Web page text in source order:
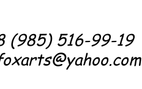
(985) 516-99-19